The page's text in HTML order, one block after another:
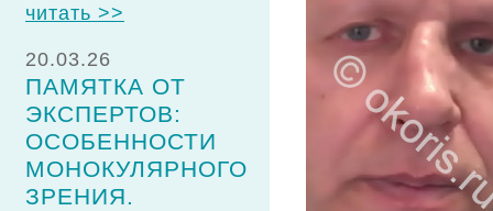
читать >>
20.03.26
ПАМЯТКА ОТ
ЭКСПЕРТОВ:
ОСОБЕННОСТИ
МОНОКУЛЯРНОГО
ЗРЕНИЯ.